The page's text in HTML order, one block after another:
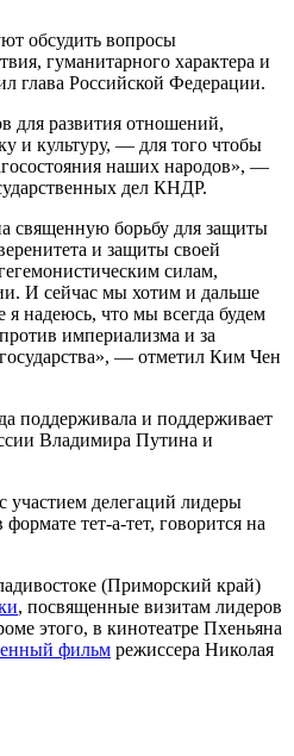
обсудить вопросы
гуманитарного характера и
глава Российской Федерации.
для развития отношений,
и культуру, — для того чтобы
наших народов», —
дел КНДР.
священную борьбу для защиты
и защиты своей
силам,
И сейчас мы хотим и дальше
надеюсь, что мы всегда будем
империализма и за
— отметил Ким Чен
поддерживала и поддерживает
Владимира Путина и
участием делегаций лидеры
тет-а-тет, говорится на
(Приморский край)
, посвященные визитам лидеров
этого, в кинотеатре Пхеньяна
фильм режиссера Николая